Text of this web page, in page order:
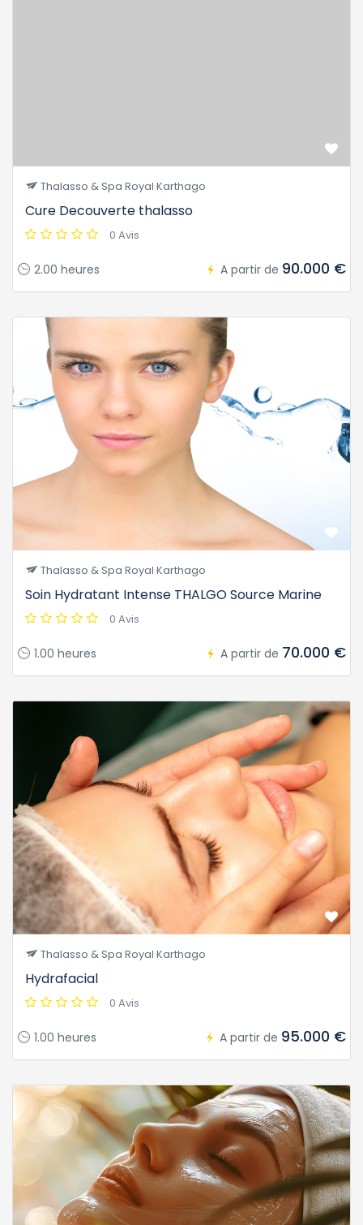
Thalasso & Spa Royal Karthago
Cure Decouverte thalasso
0 Avis
2.00 heures A partir de 90.000 €
Thalasso & Spa Royal Karthago
Soin Hydratant Intense THALGO Source Marine
0 Avis
1.00 heures A partir de 70.000 €
Thalasso & Spa Royal Karthago
Hydrafacial
0 Avis
1.00 heures A partir de 95.000 €